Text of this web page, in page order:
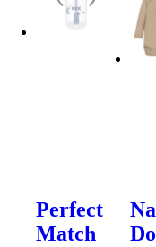
Perfect
Match